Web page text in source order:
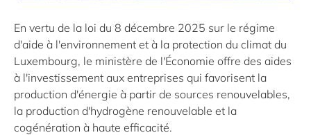
En vertu de la loi du 8 décembre 2025 sur le régime
d'aide à l'environnement et à la protection du climat du
Luxembourg, le ministère de l'Économie offre des aides
à l'investissement aux entreprises qui favorisent la
production d'énergie à partir de sources renouvelables,
la production d'hydrogène renouvelable et la
cogénération à haute efficacité.